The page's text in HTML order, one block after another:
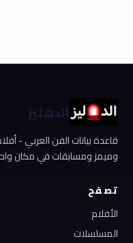
الدهليز
قاعدة بيانات الفن العربي -
وميمز ومسابقات في مكان
تصفح
الأفلام
المسلسلات